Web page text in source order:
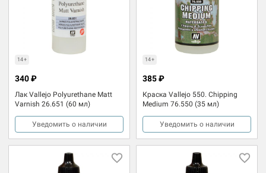
14+
Лак Vallejo Polyurethane Matt
Varnish 26.651 (60 мл)
340 ₽
Уведомить о наличии
14+
Краска Vallejo 550. Chipping
Medium 76.550 (35 мл)
385 ₽
Уведомить о наличии